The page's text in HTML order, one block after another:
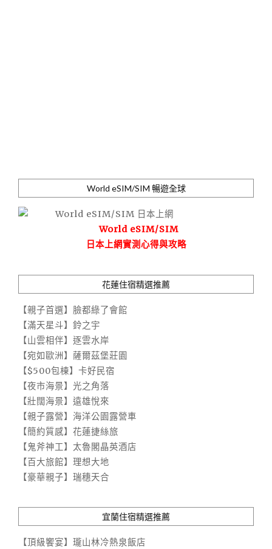
World eSIM/SIM 暢遊全球
World eSIM/SIM
日本上網實測心得與攻略
花蓮住宿精選推薦
【親子首選】臉都綠了會館
【滿天星斗】鈴之宇
【山雲相伴】逐雲水岸
【宛如歐洲】薩爾茲堡莊園
【$500包棟】卡好民宿
【夜市海景】光之角落
【壯闊海景】遠雄悅來
【親子露營】海洋公園露營車
【簡約質感】花蓮捷絲旅
【鬼斧神工】太魯閣晶英酒店
【百大旅館】理想大地
【豪華親子】瑞穗天合
宜蘭住宿精選推薦
【頂級饗宴】瓏山林冷熱泉飯店